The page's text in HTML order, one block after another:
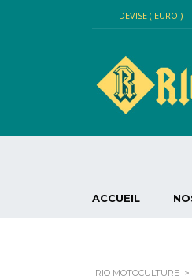
DEVISE ( EURO )
ACCUEIL
RIO MOTOCULTURE >